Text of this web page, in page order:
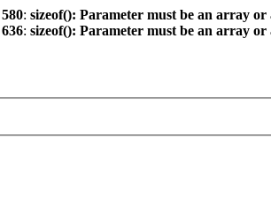
580: sizeof(): Parameter must be an array
636: sizeof(): Parameter must be an array